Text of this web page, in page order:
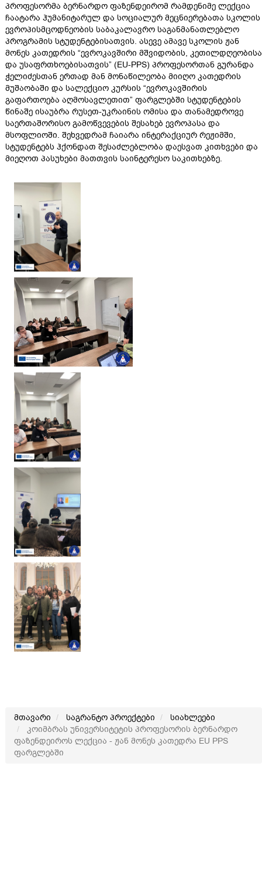
პროფესორმა ბერნარდო ფაზენდეირომ რამდენიმე ლექცია
ჩაატარა ჰუმანიტარულ და სოციალურ მეცნიერებათა სკოლის
ევროპისმცოდნეობის საბაკალავრო საგანმანათლებლო
პროგრამის სტუდენტებისათვის. ასევე ამავე სკოლის ჟან
მონეს კათედრის “ევროკავშირი მშვიდობის, კეთილდღეობისა
და უსაფრთხოებისათვის” (EU-PPS) პროფესორთან გურანდა
ჭელიძესთან ერთად მან მონაწილეობა მიიღო კათედრის
მუშაობაში და სალექციო კურსის “ევროკავშირის
გაფართოება აღმოსავლეთით” ფარგლებში სტუდენტების
წინაშე ისაუბრა რუსეთ-უკრაინის ომისა და თანამედროვე
საერთაშორისო გამოწვევების შესახებ ევროპასა და
მსოფლიოში. შეხვედრამ ჩაიარა ინტერაქციურ რეჟიმში,
სტუდენტებს ჰქონდათ შესაძლებლობა დაესვათ კითხვები და
მიეღოთ პასუხები მათთვის საინტერესო საკითხებზე.
მთავარი საგრანტო პროექტები
სიახლეები
კოიმბრას უნივერსიტეტის პროფესორის ბერნარდო
ფაზენდეიროს ლექცია - ჟან მონეს კათედრა EU PPS
ფარგლებში